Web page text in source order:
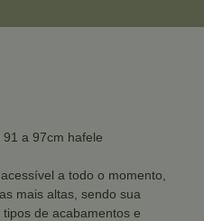
a 97cm hafele
a todo o momento,
mais altas, sendo sua
de acabamentos e